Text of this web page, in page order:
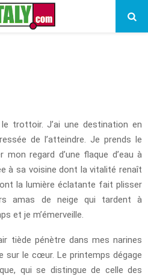
trottoir. J’ai une destination en
de l’atteindre. Je prends le
regard d’une flaque d’eau à
à sa voisine dont la vitalité renaît
la lumière éclatante fait plisser
amas de neige qui tardent à
et je m’émerveille.
tiède pénètre dans mes narines
sur le cœur. Le printemps dégage
qui se distingue de celle des